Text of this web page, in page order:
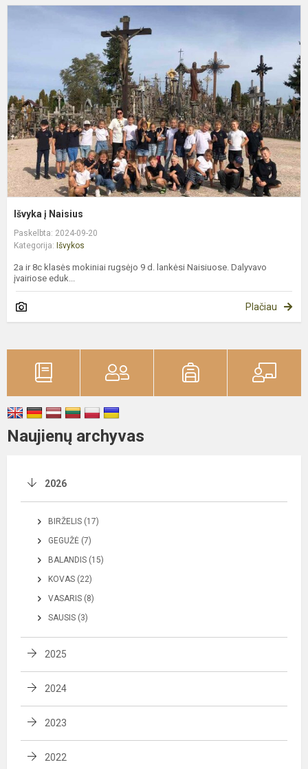
Išvyka į Naisius
Paskelbta: 2024-09-20
Kategorija: Išvykos
2a ir 8c klasės mokiniai rugsėjo 9 d. lankėsi Naisiuose. Dalyvavo
įvairiose eduk...
Plačiau
Naujienų archyvas
2026
BIRŽELIS (17)
GEGUŽĖ (7)
BALANDIS (15)
KOVAS (22)
VASARIS (8)
SAUSIS (3)
2025
2024
2023
2022